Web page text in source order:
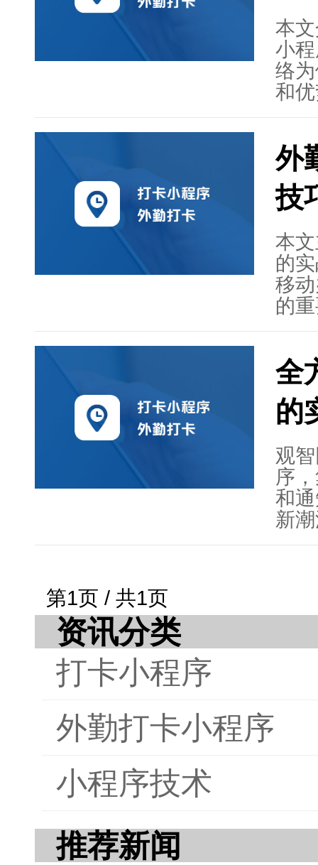
本
小
络
和
施
高
工
务
外
技
本
的
移
的
打
阐
册
章
如
卡
观
全
的
观
序
和
新
第1页 / 共1页
资讯分类
打卡小程序
外勤打卡小程序
小程序技术
推荐新闻